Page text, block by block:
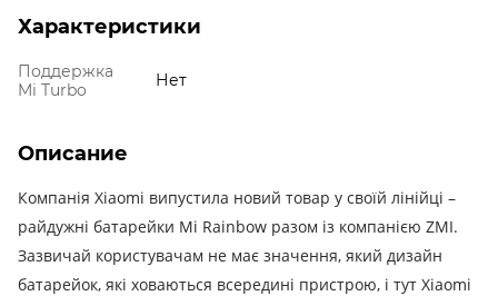
Характеристики
Поддержка
Mi Turbo
Нет
Описание
Компанія Xiaomi випустила новий товар у своїй лінійці –
райдужні батарейки Mi Rainbow разом із компанією ZMI.
Зазвичай користувачам не має значення, який дизайн
батарейок, які ховаються всередині пристрою, і тут Xiaomi